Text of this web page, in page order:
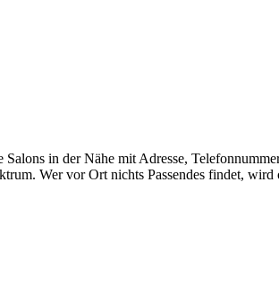
in der Nähe mit Adresse,
Wer vor Ort nichts Passendes findet,